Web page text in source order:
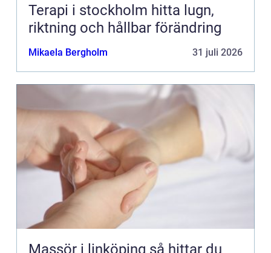
Terapi i stockholm hitta lugn,
riktning och hållbar förändring
Mikaela Bergholm 31 juli 2026
Massör i linköping så hittar du